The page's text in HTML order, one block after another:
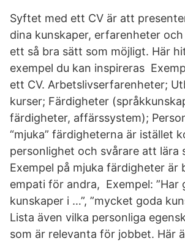
Syftet med ett CV är att
dina kunskaper, erfarenheter
ett så bra sätt som möjligt. Här
exempel du kan inspireras
ett CV. Arbetslivserfarenheter;
kurser; Färdigheter
färdigheter, affärssystem);
“mjuka” färdigheterna är istället
personlighet och svårare att lära
Exempel på mjuka färdigheter är
empati för andra, Exempel: ”Har
kunskaper i …”, ”mycket goda
Lista även vilka personliga
som är relevanta för jobbet. Här